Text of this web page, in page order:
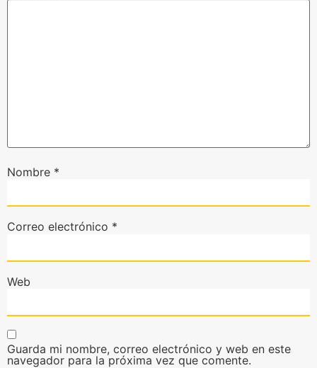
Nombre *
Correo electrónico *
Web
Guarda mi nombre, correo electrónico y web en este
navegador para la próxima vez que comente.